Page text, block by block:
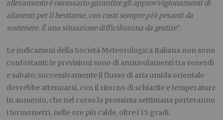
allevamento è necessario garantire gli approvvigionamenti di
alimenti per il bestiame, con costi sempre più pesanti da
sostenere. È una situazione difficilissima da gestire”.
Le indicazioni della Società Meteorologica Italiana non sono
confortanti: le previsioni sono di annuvolamenti tra venerdì
e sabato; successivamente il flusso di aria umida orientale
dovrebbe attenuarsi, con il ritorno di schiarite e temperature
in aumento, che nel corso la prossima settimana porteranno
i termometri, nelle ore più calde, oltre i 15 gradi.